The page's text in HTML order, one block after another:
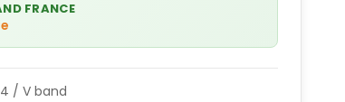
FRANCE
/ V band